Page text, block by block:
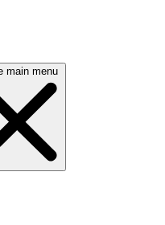
main menu